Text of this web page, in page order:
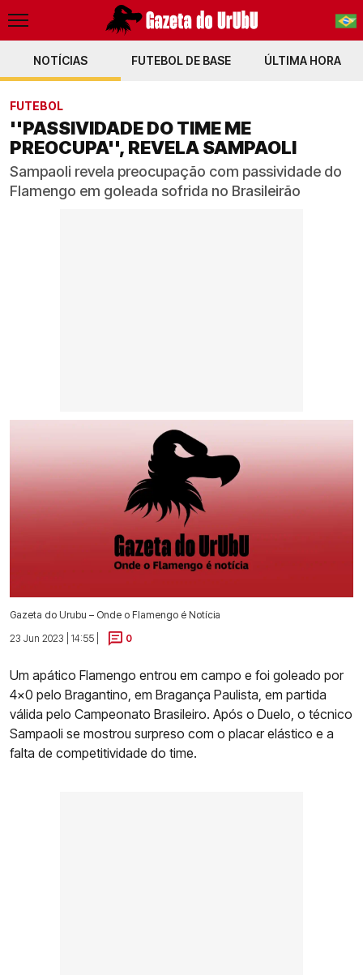
PT-BR
NOTÍCIAS FUTEBOL DE BASE ÚLTIMA HORA
FUTEBOL
''PASSIVIDADE DO TIME ME
PREOCUPA'', REVELA SAMPAOLI
Sampaoli revela preocupação com passividade do
Flamengo em goleada sofrida no Brasileirão
Gazeta do Urubu – Onde o Flamengo é Notícia
23 Jun 2023 | 14:55 |
0
Um apático Flamengo entrou em campo e foi goleado por
4x0 pelo Bragantino, em Bragança Paulista, em partida
válida pelo Campeonato Brasileiro. Após o Duelo, o técnico
Sampaoli se mostrou surpreso com o placar elástico e a
falta de competitividade do time.